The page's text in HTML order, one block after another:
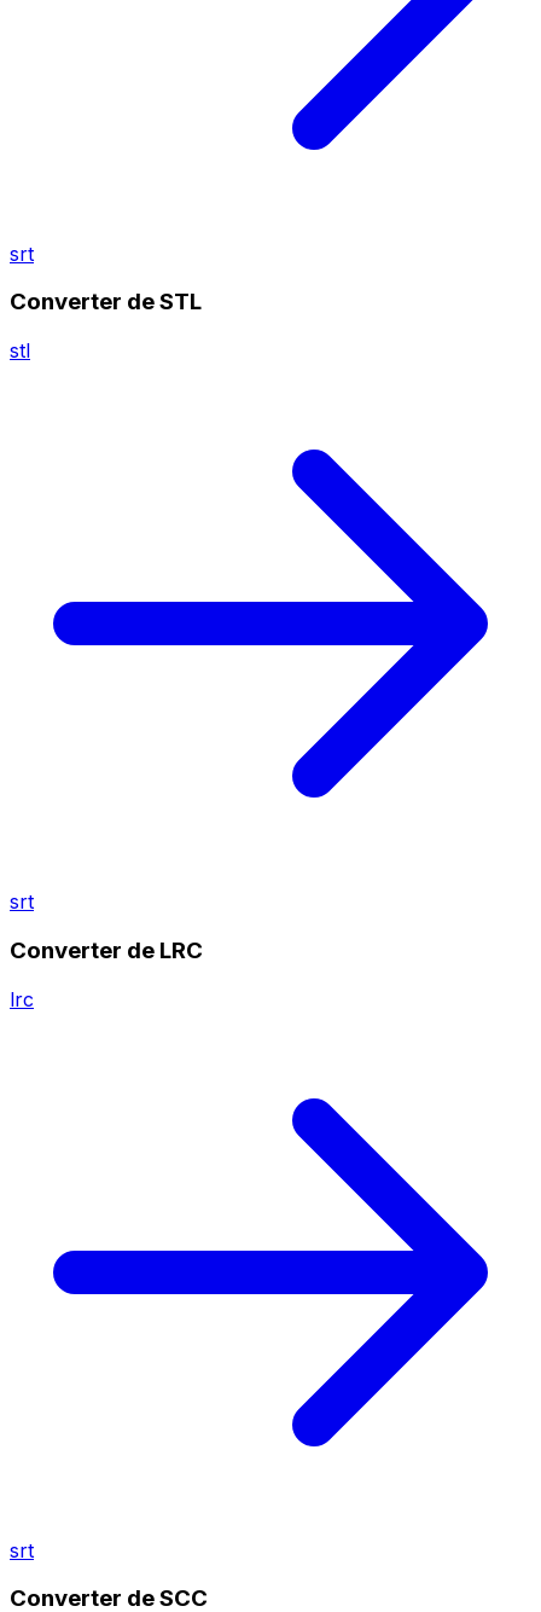
srt
Converter de STL
stl
srt
Converter de LRC
lrc
srt
Converter de SCC